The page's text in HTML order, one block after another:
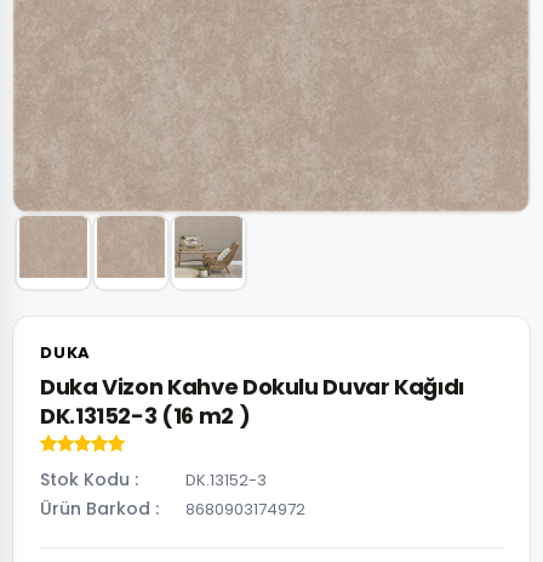
DUKA
Duka Vizon Kahve Dokulu Duvar Kağıdı
DK.13152-3 (16 m2 )
Stok Kodu DK.13152-3
Ürün Barkod 8680903174972